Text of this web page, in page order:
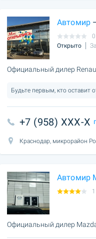
Автомир
Открыто
Официальный дилер
Будьте первым, кто оставит
+7 (958) XXX-X
Краснодар, микрорайон
Автомир
Официальный дилер